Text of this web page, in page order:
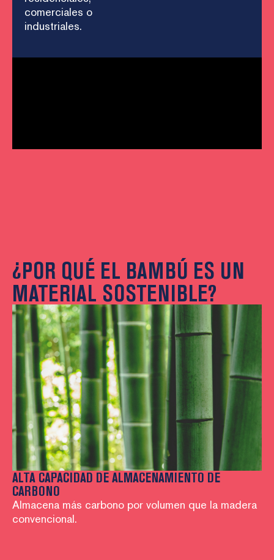
comerciales o
industriales.
¿POR QUÉ EL BAMBÚ ES UN
MATERIAL SOSTENIBLE?
ALTA CAPACIDAD DE ALMACENAMIENTO DE
CARBONO
Almacena más carbono por volumen que la madera
convencional.